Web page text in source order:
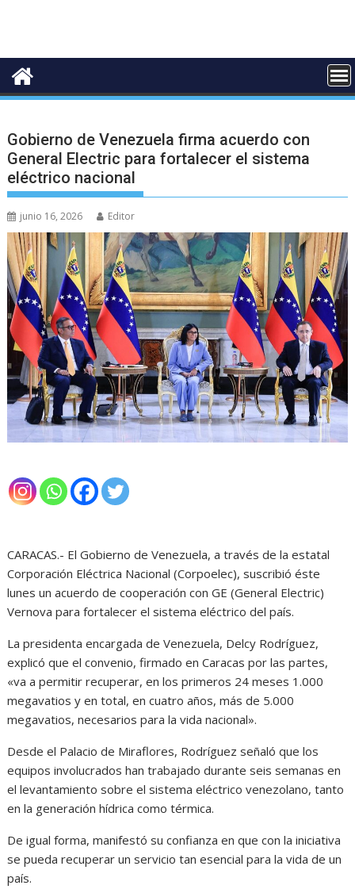
Gobierno de Venezuela firma acuerdo con
General Electric para fortalecer el sistema
eléctrico nacional
junio 16, 2026 Editor
CARACAS.- El Gobierno de Venezuela, a través de la estatal
Corporación Eléctrica Nacional (Corpoelec), suscribió éste
lunes un acuerdo de cooperación con GE (General Electric)
Vernova para fortalecer el sistema eléctrico del país.
La presidenta encargada de Venezuela, Delcy Rodríguez,
explicó que el convenio, firmado en Caracas por las partes,
«va a permitir recuperar, en los primeros 24 meses 1.000
megavatios y en total, en cuatro años, más de 5.000
megavatios, necesarios para la vida nacional».
Desde el Palacio de Miraflores, Rodríguez señaló que los
equipos involucrados han trabajado durante seis semanas en
el levantamiento sobre el sistema eléctrico venezolano, tanto
en la generación hídrica como térmica.
De igual forma, manifestó su confianza en que con la iniciativa
se pueda recuperar un servicio tan esencial para la vida de un
país.